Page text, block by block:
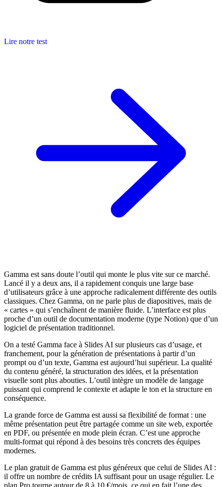
Lire notre test
Gamma est sans doute l’outil qui monte le plus vite sur ce marché.
Lancé il y a deux ans, il a rapidement conquis une large base
d’utilisateurs grâce à une approche radicalement différente des outils
classiques. Chez Gamma, on ne parle plus de diapositives, mais de
« cartes » qui s’enchaînent de manière fluide. L’interface est plus
proche d’un outil de documentation moderne (type Notion) que d’un
logiciel de présentation traditionnel.
On a testé Gamma face à Slides AI sur plusieurs cas d’usage, et
franchement, pour la génération de présentations à partir d’un
prompt ou d’un texte, Gamma est aujourd’hui supérieur. La qualité
du contenu généré, la structuration des idées, et la présentation
visuelle sont plus abouties. L’outil intègre un modèle de langage
puissant qui comprend le contexte et adapte le ton et la structure en
conséquence.
La grande force de Gamma est aussi sa flexibilité de format : une
même présentation peut être partagée comme un site web, exportée
en PDF, ou présentée en mode plein écran. C’est une approche
multi-format qui répond à des besoins très concrets des équipes
modernes.
Le plan gratuit de Gamma est plus généreux que celui de Slides AI :
il offre un nombre de crédits IA suffisant pour un usage régulier. Le
plan Pro tourne autour de 8 à 10 €/mois, ce qui en fait l’une des